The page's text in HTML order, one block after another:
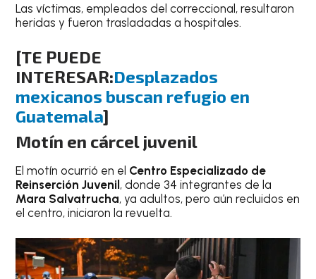
Las víctimas, empleados del correccional, resultaron
heridas y fueron trasladadas a hospitales.
[TE PUEDE
INTERESAR:Desplazados
mexicanos buscan refugio en
Guatemala]
Motín en cárcel juvenil
El motín ocurrió en el Centro Especializado de
Reinserción Juvenil , donde 34 integrantes de la
Mara Salvatrucha, ya adultos, pero aún recluidos en
el centro, iniciaron la revuelta.